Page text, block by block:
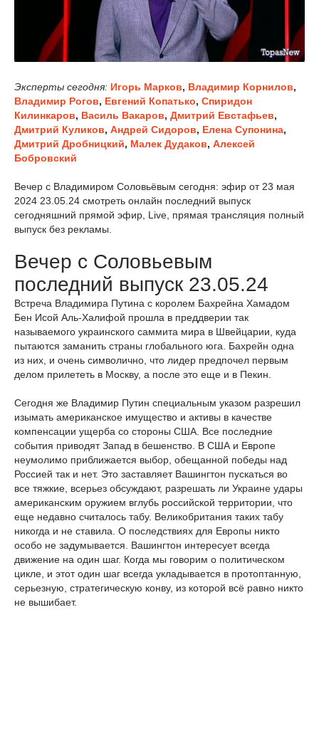
Эксперты сегодня: Игорь Марков, Владимир Корнилов,
Владимир Рогов, Евгений Копатько, Спиридон
Килинкаров, Василь Вакаров, Дмитрий Евстафьев,
Дмитрий Куликов, Андрей Сидоров, Елена Супонина,
Дмитрий Дробницкий, Малек Дудаков, Алексей
Бобровский
Вечер с Владимиром Соловьёвым сегодня: эфир от 23 мая
2024 23.05.24 смотреть онлайн последний выпуск
сегодняшний прямой эфир, Live, прямая трансляция полный
выпуск без рекламы.
Вечер с Соловьевым
последний выпуск 23.05.24
Встреча Владимира Путина с королем Бахрейна Хамадом
Бен Исой Аль-Халифой прошла в преддверии так
называемого украинского саммита мира в Швейцарии, куда
пытаются заманить страны глобального юга. Бахрейн одна
из них, и очень символично, что лидер предпочел первым
делом прилететь в Москву, а после это еще и в Пекин.
Сегодня же Владимир Путин специальным указом разрешил
изымать американское имущество и активы в качестве
компенсации ущерба со стороны США. Все последние
события приводят Запад в бешенство. В США и Европе
неумолимо приближается выбор, обещанной победы над
Россией так и нет. Это заставляет Вашингтон пускаться во
все тяжкие, всерьез обсуждают, разрешать ли Украине удары
американским оружием вглубь российской территории, что
еще недавно считалось табу. Великобритания таких табу
никогда и не ставила. О последствиях для Европы никто
особо не задумывается. Вашингтон интересует всегда
движение на один шаг. Когда мы говорим о политическом
цикле, и этот один шаг всегда укладывается в протоптанную,
серьезную, стратегическую конву, из которой всё равно никто
не вышибает.